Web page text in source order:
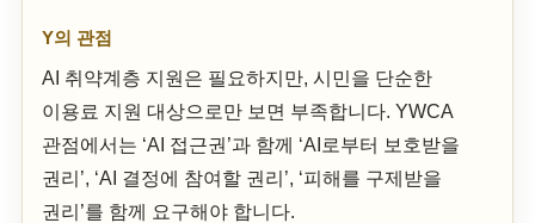
Y의 관점
AI 취약계층 지원은 필요하지만, 시민을 단순한
이용료 지원 대상으로만 보면 부족합니다. YWCA
관점에서는 ‘AI 접근권’과 함께 ‘AI로부터 보호받을
권리’, ‘AI 결정에 참여할 권리’, ‘피해를 구제받을
권리’를 함께 요구해야 합니다.